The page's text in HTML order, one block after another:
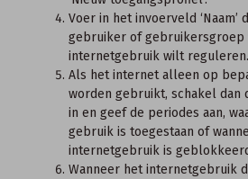
Voer in het invoerveld ‘Naam’
gebruiker of gebruikersgroep
internetgebruik wilt reguleren.
Als het internet alleen op
worden gebruikt, schakel dan
in en geef de periodes aan,
gebruik is toegestaan of
internetgebruik is
Wanneer het internetgebruik